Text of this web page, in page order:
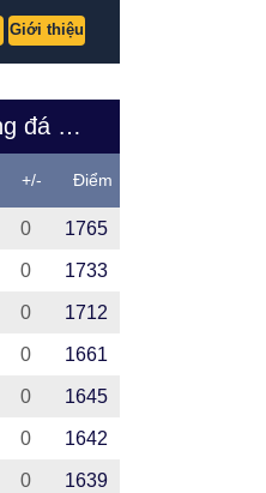
Giới thiệu
BXH BXH FIFA (bóng đá nam Việt Nam)
+/- Điểm
0 1765
0 1733
0 1712
0 1661
0 1645
0 1642
0 1639